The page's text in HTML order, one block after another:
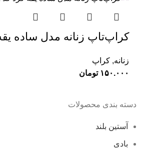
کراپ‌تاپ زنانه مدل ساده یقه
زنانه, کراپ
۱۵۰.۰۰۰ تومان
دسته بندی محصولات
آستین بلند
بادی